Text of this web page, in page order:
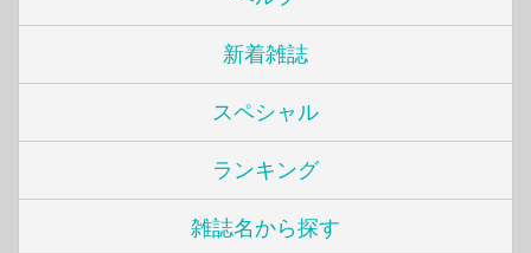
新着雑誌
スペシャル
ランキング
雑誌名から探す